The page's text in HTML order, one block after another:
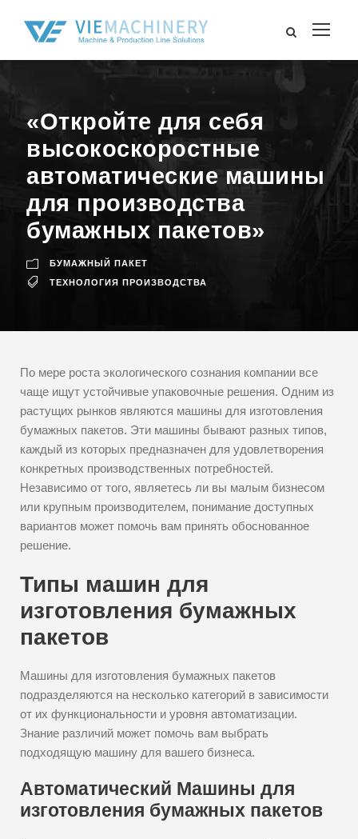
«Откройте для себя
высокоскоростные
автоматические машины
для производства
бумажных пакетов»
БУМАЖНЫЙ ПАКЕТ
ТЕХНОЛОГИЯ ПРОИЗВОДСТВА
По мере роста экологического сознания компании все
чаще ищут устойчивые упаковочные решения. Одним из
растущих рынков являются машины для изготовления
бумажных пакетов. Эти машины бывают разных типов,
каждый из которых предназначен для удовлетворения
конкретных производственных потребностей.
Независимо от того, являетесь ли вы малым бизнесом
или крупным производителем, понимание доступных
вариантов может помочь вам принять обоснованное
решение.
Типы машин для
изготовления бумажных
пакетов
Машины для изготовления бумажных пакетов
подразделяются на несколько категорий в зависимости
от их функциональности и уровня автоматизации.
Знание различий может помочь вам выбрать
подходящую машину для вашего бизнеса.
Автоматический Машины для
изготовления бумажных пакетов